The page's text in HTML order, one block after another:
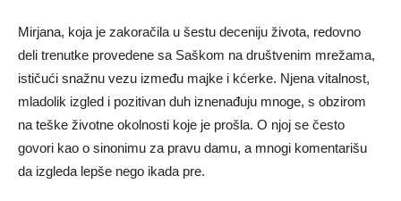
Mirjana, koja je zakoračila u šestu deceniju života, redovno
deli trenutke provedene sa Saškom na društvenim mrežama,
ističući snažnu vezu između majke i kćerke. Njena vitalnost,
mladolik izgled i pozitivan duh iznenađuju mnoge, s obzirom
na teške životne okolnosti koje je prošla. O njoj se često
govori kao o sinonimu za pravu damu, a mnogi komentarišu
da izgleda lepše nego ikada pre.